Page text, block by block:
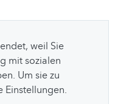
weil Sie
mit sozialen
Um sie zu
Einstellungen.